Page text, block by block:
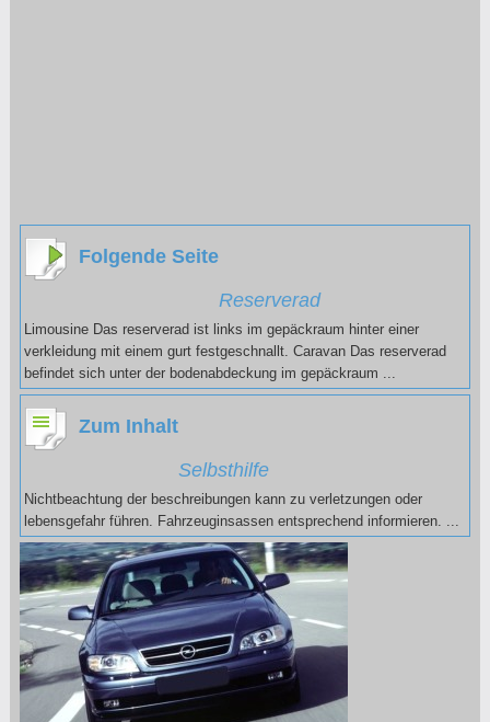
Folgende Seite
Reserverad
Limousine Das reserverad ist links im gepäckraum hinter einer
verkleidung mit einem gurt festgeschnallt. Caravan Das reserverad
befindet sich unter der bodenabdeckung im gepäckraum ...
Zum Inhalt
Selbsthilfe
Nichtbeachtung der beschreibungen kann zu verletzungen oder
lebensgefahr führen. Fahrzeuginsassen entsprechend informieren. ...